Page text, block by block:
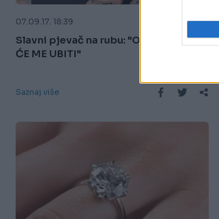
07.09.17. 18:39
Slavni pjevač na rubu: "OVAJ POSAO
ĆE ME UBITI"
Saznaj više